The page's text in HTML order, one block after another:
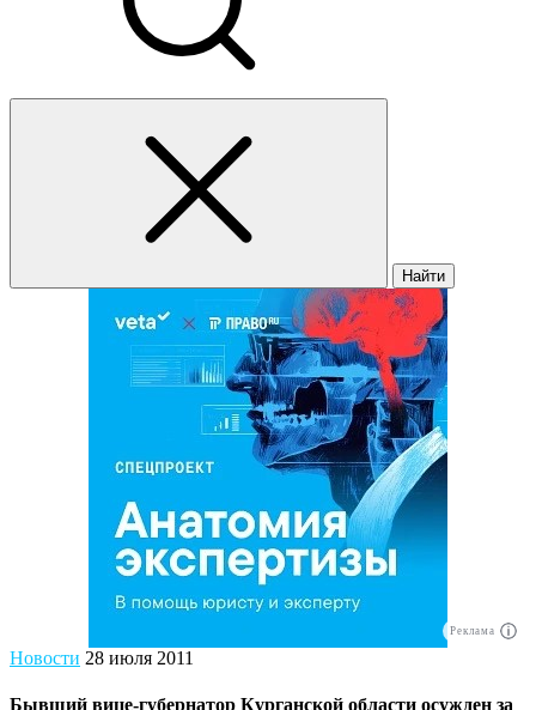
Найти
Реклама
Новости 28 июля 2011
Бывший вице-губернатор Курганской области осужден за